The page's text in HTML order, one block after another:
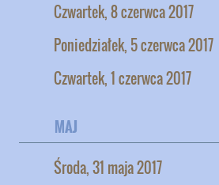
Czwartek, 8 czerwca 2017
Poniedziałek, 5 czerwca 2017
Czwartek, 1 czerwca 2017
MAJ
Środa, 31 maja 2017